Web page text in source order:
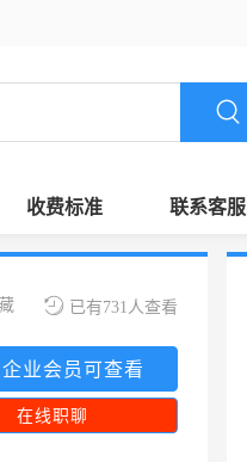
收费标准 联系客服
已有731人查看
业会员可查看
在线职聊